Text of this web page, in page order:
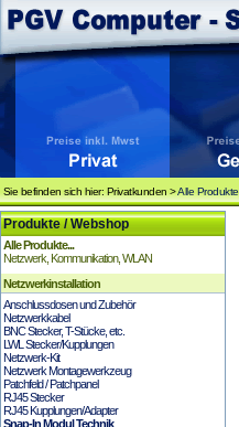
Sie befinden sich hier: Privatkunden >Alle Produkte
Produkte / Webshop
Alle Produkte...
Netzwerk, Kommunikation, WLAN
Netzwerkinstallation
Anschlussdosen und Zubehör
Netzwerkkabel
BNC Stecker, T-Stücke, etc.
LWL Stecker/Kupplungen
Netzwerk-Kit
Netzwerk Montagewerkzeug
Patchfeld / Patchpanel
RJ45 Stecker
RJ45 Kupplungen/Adapter
Snap-In Modul Technik